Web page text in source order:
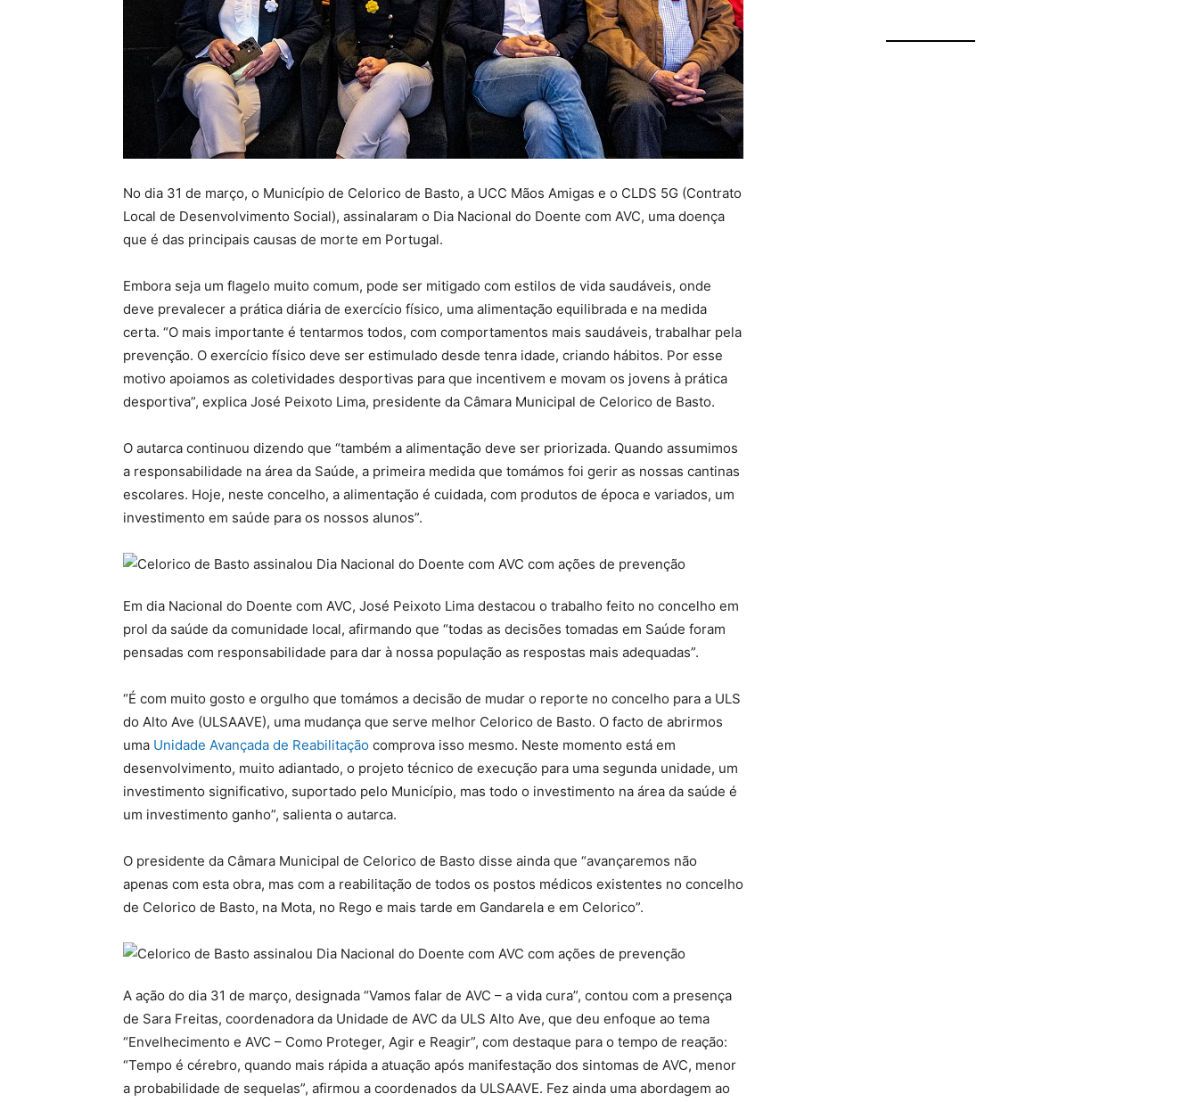
No dia 31 de março, o Município de Celorico de Basto, a UCC Mãos Amigas e o CLDS 5G (Contrato
Local de Desenvolvimento Social), assinalaram o Dia Nacional do Doente com AVC, uma doença
que é das principais causas de morte em Portugal.
Embora seja um flagelo muito comum, pode ser mitigado com estilos de vida saudáveis, onde
deve prevalecer a prática diária de exercício físico, uma alimentação equilibrada e na medida
certa. “O mais importante é tentarmos todos, com comportamentos mais saudáveis, trabalhar pela
prevenção. O exercício físico deve ser estimulado desde tenra idade, criando hábitos. Por esse
motivo apoiamos as coletividades desportivas para que incentivem e movam os jovens à prática
desportiva”, explica José Peixoto Lima, presidente da Câmara Municipal de Celorico de Basto.
O autarca continuou dizendo que “também a alimentação deve ser priorizada. Quando assumimos
a responsabilidade na área da Saúde, a primeira medida que tomámos foi gerir as nossas cantinas
escolares. Hoje, neste concelho, a alimentação é cuidada, com produtos de época e variados, um
investimento em saúde para os nossos alunos”.
Em dia Nacional do Doente com AVC, José Peixoto Lima destacou o trabalho feito no concelho em
prol da saúde da comunidade local, afirmando que “todas as decisões tomadas em Saúde foram
pensadas com responsabilidade para dar à nossa população as respostas mais adequadas”.
“É com muito gosto e orgulho que tomámos a decisão de mudar o reporte no concelho para a ULS
do Alto Ave (ULSAAVE), uma mudança que serve melhor Celorico de Basto. O facto de abrirmos
uma Unidade Avançada de Reabilitação comprova isso mesmo. Neste momento está em
desenvolvimento, muito adiantado, o projeto técnico de execução para uma segunda unidade, um
investimento significativo, suportado pelo Município, mas todo o investimento na área da saúde é
um investimento ganho”, salienta o autarca.
O presidente da Câmara Municipal de Celorico de Basto disse ainda que “avançaremos não
apenas com esta obra, mas com a reabilitação de todos os postos médicos existentes no concelho
de Celorico de Basto, na Mota, no Rego e mais tarde em Gandarela e em Celorico”.
A ação do dia 31 de março, designada “Vamos falar de AVC – a vida cura”, contou com a presença
de Sara Freitas, coordenadora da Unidade de AVC da ULS Alto Ave, que deu enfoque ao tema
“Envelhecimento e AVC – Como Proteger, Agir e Reagir”, com destaque para o tempo de reação:
“Tempo é cérebro, quando mais rápida a atuação após manifestação dos sintomas de AVC, menor
a probabilidade de sequelas”, afirmou a coordenados da ULSAAVE. Fez ainda uma abordagem ao